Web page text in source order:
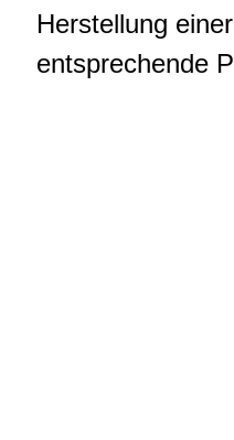
Herstellung
entsprechende